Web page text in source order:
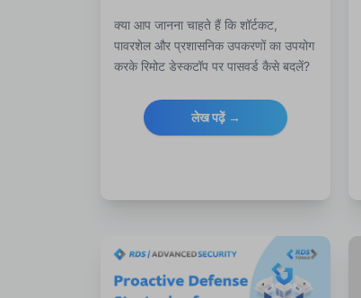
क्या आप जानना चाहते हैं कि शॉर्टकट,
पावरशेल और प्रशासनिक उपकरणों का उपयोग
करके रिमोट डेस्कटॉप पर पासवर्ड कैसे बदलें?
अनुपालन में रखने के लिए पढ़ते रहें।
लेख पढ़ें →